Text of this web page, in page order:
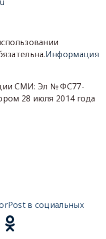
Информация
СМИ: Эл № ФС77-
28 июля 2014 года
в социальных